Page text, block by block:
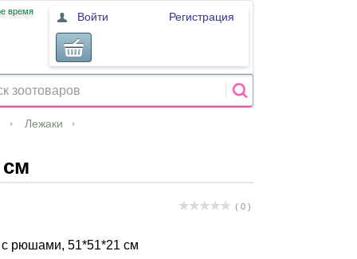
время Войти Регистрация
Лежаки
( 0 )
рюшами, 51*51*21 см